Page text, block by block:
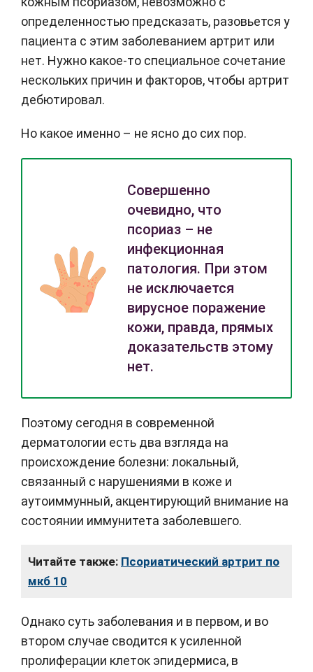
определенностью предсказать, разовьется у
пациента с этим заболеванием артрит или
нет. Нужно какое-то специальное сочетание
нескольких причин и факторов, чтобы артрит
дебютировал.
Но какое именно – не ясно до сих пор.
Совершенно
очевидно, что
псориаз – не
инфекционная
патология. При этом
не исключается
вирусное поражение
кожи, правда, прямых
доказательств этому
нет.
Поэтому сегодня в современной
дерматологии есть два взгляда на
происхождение болезни: локальный,
связанный с нарушениями в коже и
аутоиммунный, акцентирующий внимание на
состоянии иммунитета заболевшего.
Читайте также: Псориатический артрит по
мкб 10
Однако суть заболевания и в первом, и во
втором случае сводится к усиленной
пролиферации клеток эпидермиса, в